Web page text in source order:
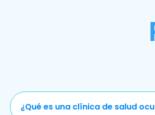
¿Qué es una clínica de salud